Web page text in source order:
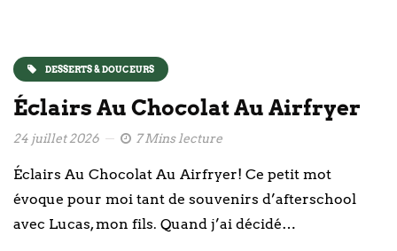
DESSERTS & DOUCEURS
Éclairs Au Chocolat Au Airfryer
24 juillet 2026 7 Mins lecture
Éclairs Au Chocolat Au Airfryer! Ce petit mot
évoque pour moi tant de souvenirs d’afterschool
avec Lucas, mon fils. Quand j’ai décidé…